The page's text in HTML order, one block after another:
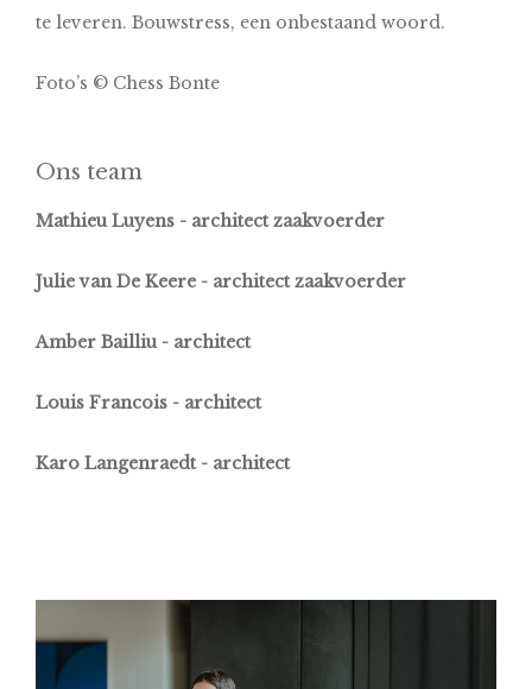
te leveren. Bouwstress, een onbestaand woord.
Foto’s © Chess Bonte
Ons team
Mathieu Luyens - architect zaakvoerder
Julie van De Keere - architect zaakvoerder
Amber Bailliu - architect
Louis Francois - architect
Karo Langenraedt - architect